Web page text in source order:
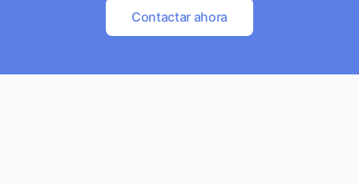
Contactar ahora